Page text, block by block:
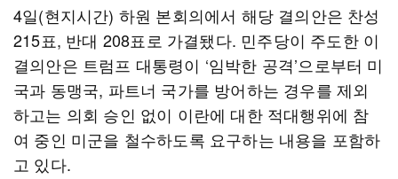
4일(현지시간) 하원 본회의에서 해당 결의안은 찬성
215표, 반대 208표로 가결됐다. 민주당이 주도한 이
결의안은 트럼프 대통령이 ‘임박한 공격’으로부터 미
국과 동맹국, 파트너 국가를 방어하는 경우를 제외
하고는 의회 승인 없이 이란에 대한 적대행위에 참
여 중인 미군을 철수하도록 요구하는 내용을 포함하
고 있다.